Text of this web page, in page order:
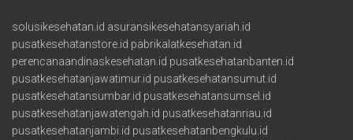
solusikesehatan.id asuransikesehatansyariah.id
pusatkesehatanstore.id pabrikalatkesehatan.id
perencanaandinaskesehatan.id pusatkesehatanbanten.id
pusatkesehatanjawatimur.id pusatkesehatansumut.id
pusatkesehatansumbar.id pusatkesehatansumsel.id
pusatkesehatanjawatengah.id pusatkesehatanriau.id
pusatkesehatanjambi.id pusatkesehatanbengkulu.id